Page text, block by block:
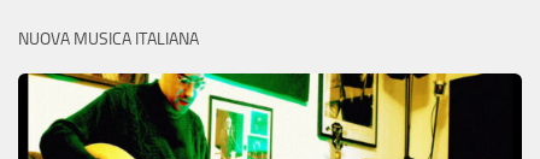
NUOVA MUSICA ITALIANA